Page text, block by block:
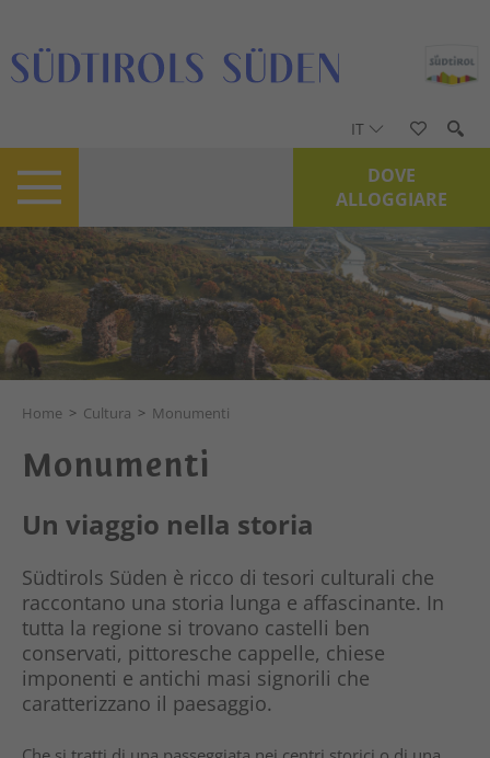
IT
DOVE
ALLOGGIARE
Home > Cultura > Monumenti
Monumenti
Un viaggio nella storia
Südtirols Süden è ricco di tesori culturali che
raccontano una storia lunga e affascinante. In
tutta la regione si trovano castelli ben
conservati, pittoresche cappelle, chiese
imponenti e antichi masi signorili che
caratterizzano il paesaggio.